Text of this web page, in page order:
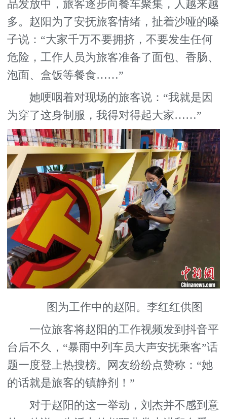
品发放中，旅客逐步向餐车聚集，人越来越
多。赵阳为了安抚旅客情绪，扯着沙哑的嗓
子说：“大家千万不要拥挤，不要发生任何
危险，工作人员为旅客准备了面包、香肠、
泡面、盒饭等餐食……”
她哽咽着对现场的旅客说：“我就是因
为穿了这身制服，我得对得起大家……”
图为工作中的赵阳。李红红供图
一位旅客将赵阳的工作视频发到抖音平
台后不久，“暴雨中列车员大声安抚乘客”话
题一度登上热搜榜。网友纷纷点赞称：“她
的话就是旅客的镇静剂！”
对于赵阳的这一举动，刘杰并不感到意